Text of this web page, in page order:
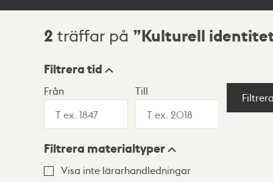
Sökresultat
2 träffar på Kulturell
Visningsläge
Lista Karta
Filtrera tid
Från Till
Filtrera materialtyper
Visa inte lärarhandledningar